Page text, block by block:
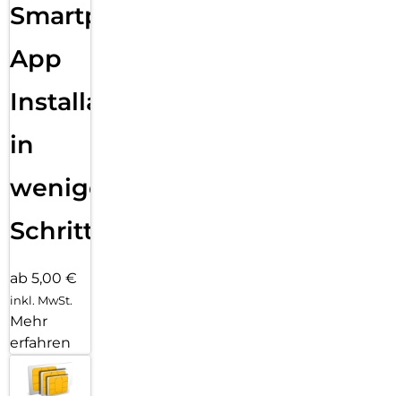
Smartphone
App
Installation
in
wenigen
Schritten
ab 5,00 €
inkl. MwSt.
Mehr
erfahren